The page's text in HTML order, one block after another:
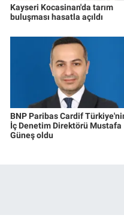
Kayseri Kocasinan'da tarım
buluşması hasatla açıldı
BNP Paribas Cardif
İç Denetim Direktörü Mustafa
Güneş oldu